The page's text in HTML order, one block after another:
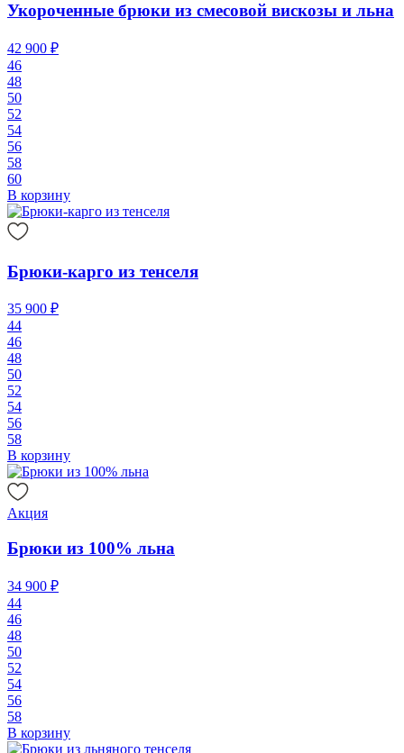
Укороченные брюки из смесовой вискозы и льна
42 900 ₽
46
48
50
52
54
56
58
60
В корзину
Брюки-карго из тенселя
35 900 ₽
44
46
48
50
52
54
56
58
В корзину
Акция
Брюки из 100% льна
34 900 ₽
44
46
48
50
52
54
56
58
В корзину